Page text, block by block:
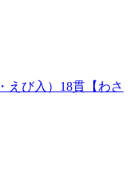
えび入）18貫【わさ